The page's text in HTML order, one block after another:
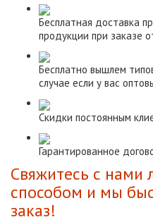
Бесплатная доставка
продукции при заказе
Бесплатно вышлем
случае если у вас
Скидки постоянным
Гарантированное
Свяжитесь с
способом и мы
заказ!